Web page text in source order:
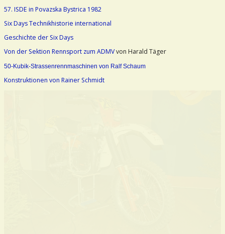
57. ISDE in Povazska Bystrica 1982
Six Days Technikhistorie international
Geschichte der Six Days
Von der Sektion Rennsport zum ADMVvon Harald Täger
50-Kubik-Strassenrennmaschinen von Ralf Schaum
Konstruktionen von Rainer Schmidt